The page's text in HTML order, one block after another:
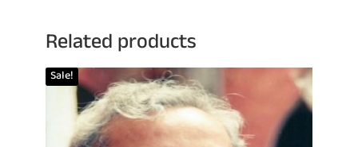
Related products
Sale!